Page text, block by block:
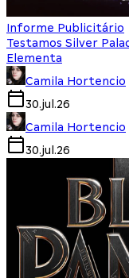
Informe Publicitário
Testamos Silver
Elementa
Camila Hortencio
30.jul.26
Camila Hortencio
30.jul.26